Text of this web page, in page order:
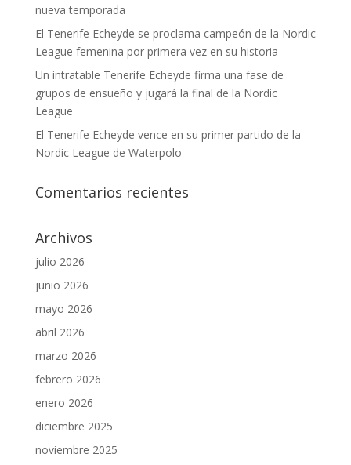
nueva temporada
El Tenerife Echeyde se proclama campeón de la Nordic
League femenina por primera vez en su historia
Un intratable Tenerife Echeyde firma una fase de
grupos de ensueño y jugará la final de la Nordic
League
El Tenerife Echeyde vence en su primer partido de la
Nordic League de Waterpolo
Comentarios recientes
Archivos
julio 2026
junio 2026
mayo 2026
abril 2026
marzo 2026
febrero 2026
enero 2026
diciembre 2025
noviembre 2025